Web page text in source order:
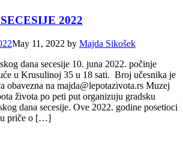
2022
May 11, 2022 by Majda Sikošek
dana secesije 10. juna 2022. počinje
u Krusulinoj 35 u 18 sati. Broj učesnika je
obavezna na majda@lepotazivota.rs Muzej
života po peti put organizuju gradsku
dana secesije. Ove 2022. godine posetioci
priče o […]